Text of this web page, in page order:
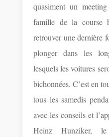
quasiment un
famille de la course
retrouver une dernière
plonger dans les
lesquels les voitures
bichonnées. C’est en
tous les samedis
avec les conseils et
Heinz Hunziker,